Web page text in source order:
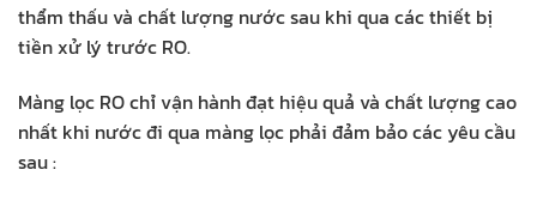
thẩm thấu và chất lượng nước sau khi qua các thiết bị
tiền xử lý trước RO.
Màng lọc RO chỉ vận hành đạt hiệu quả và chất lượng cao
nhất khi nước đi qua màng lọc phải đảm bảo các yêu cầu
sau :